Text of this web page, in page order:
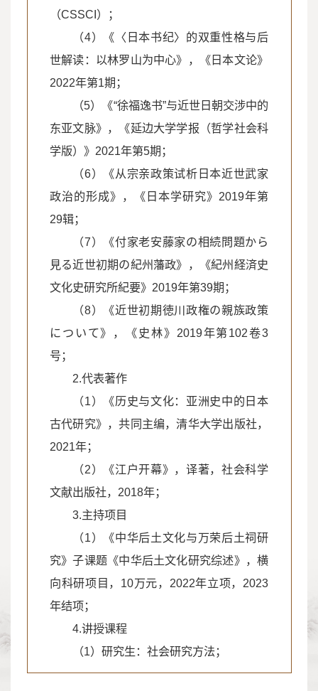
（CSSCI）；
（4）《〈日本书纪〉的双重性格与后
世解读：以林罗山为中心》，《日本文论》
2022年第1期；
（5）《“徐福逸书”与近世日朝交涉中的
东亚文脉》，《延边大学学报（哲学社会科
学版）》2021年第5期；
（6）《从宗亲政策试析日本近世武家
政治的形成》，《日本学研究》2019年第
29辑；
（7）《付家老安藤家の相続問題から
見る近世初期の紀州藩政》，《紀州経済史
文化史研究所紀要》2019年第39期；
（8）《近世初期徳川政権の親族政策
について》，《史林》2019年第102卷3
号；
2.代表著作
（1）《历史与文化：亚洲史中的日本
古代研究》，共同主编，清华大学出版社，
2021年；
（2）《江户开幕》，译著，社会科学
文献出版社，2018年；
3.主持项目
（1）《中华后土文化与万荣后土祠研
究》子课题《中华后土文化研究综述》，横
向科研项目，10万元，2022年立项，2023
年结项；
4.讲授课程
（1）研究生：社会研究方法；